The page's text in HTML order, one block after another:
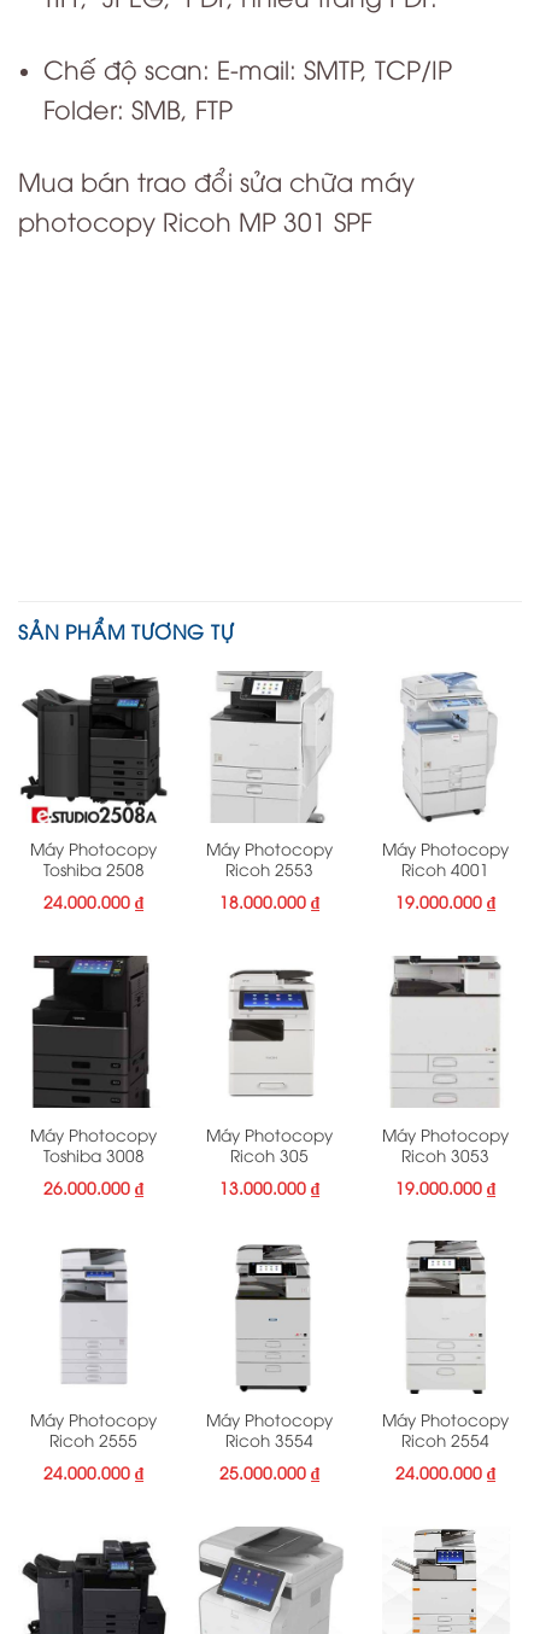
Chế độ scan: E-mail: SMTP, TCP/IP
Folder: SMB, FTP
Mua bán trao đổi sửa chữa máy
photocopy Ricoh MP 301 SPF
SẢN PHẨM TƯƠNG TỰ
Máy Photocopy
Toshiba 2508
24.000.000₫
Máy Photocopy
Ricoh 2553
18.000.000₫
Máy Photocopy
Ricoh 4001
19.000.000₫
Máy Photocopy
Toshiba 3008
26.000.000₫
Máy Photocopy
Ricoh 305
13.000.000₫
Máy Photocopy
Ricoh 3053
19.000.000₫
Máy Photocopy
Ricoh 2555
24.000.000₫
Máy Photocopy
Ricoh 3554
25.000.000₫
Máy Photocopy
Ricoh 2554
24.000.000₫